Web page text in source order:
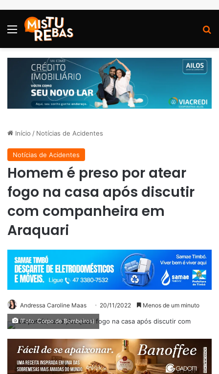
Menu
Início / Notícias de Acidentes
Notícias de Acidentes
Homem é preso por atear
fogo na casa após discutir
com companheira em
Araquari
Andressa Caroline Maas 20/11/2022 Menos de um minuto
(Foto: Corpo de Bombeiros)